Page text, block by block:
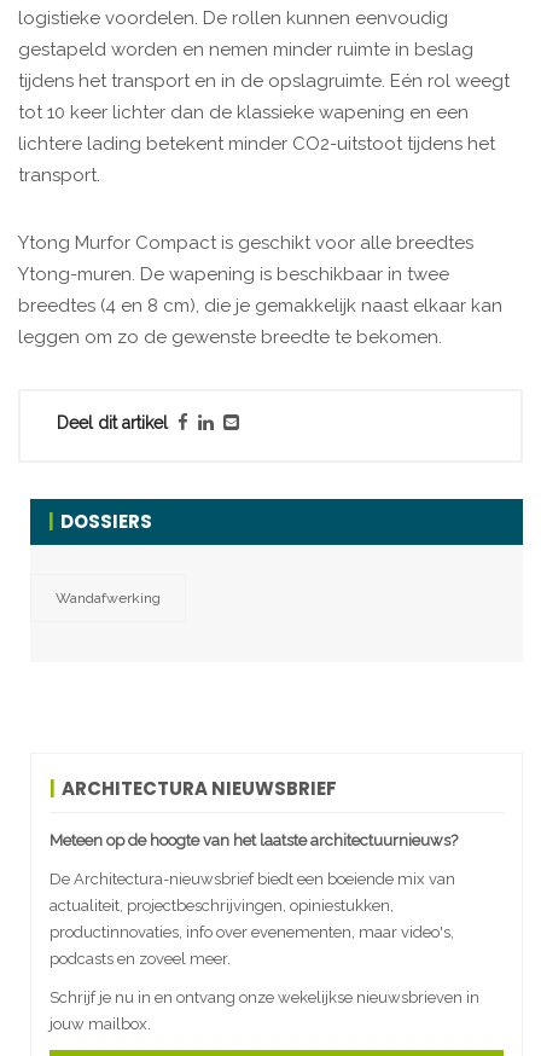
logistieke voordelen. De rollen kunnen eenvoudig
gestapeld worden en nemen minder ruimte in beslag
tijdens het transport en in de opslagruimte. Eén rol weegt
tot 10 keer lichter dan de klassieke wapening en een
lichtere lading betekent minder CO2-uitstoot tijdens het
transport.
Ytong Murfor Compact is geschikt voor alle breedtes
Ytong-muren. De wapening is beschikbaar in twee
breedtes (4 en 8 cm), die je gemakkelijk naast elkaar kan
leggen om zo de gewenste breedte te bekomen.
Deel dit artikel
DOSSIERS
Wandafwerking
ARCHITECTURA NIEUWSBRIEF
Meteen op de hoogte van het laatste architectuurnieuws?
De Architectura-nieuwsbrief biedt een boeiende mix van
actualiteit, projectbeschrijvingen, opiniestukken,
productinnovaties, info over evenementen, maar video's,
podcasts en zoveel meer.
Schrijf je nu in en ontvang onze wekelijkse nieuwsbrieven in
jouw mailbox.